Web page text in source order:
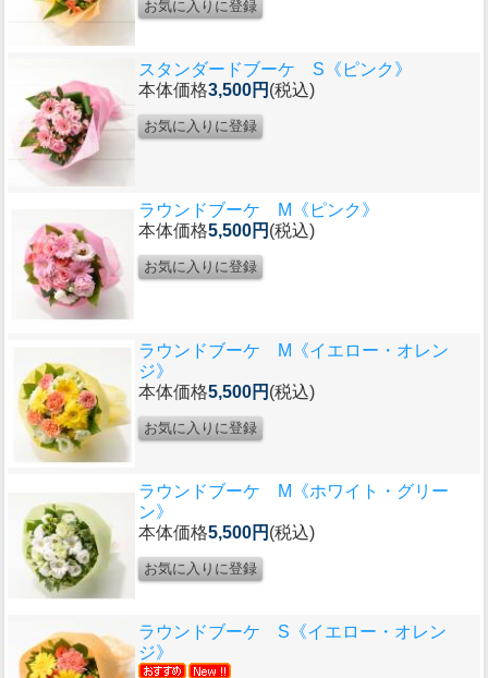
スタンダードブーケ S《ピンク》
本体価格3,500円 (税込)
ラウンドブーケ M《ピンク》
本体価格5,500円 (税込)
ラウンドブーケ M《イエロー・オレン
ジ》
本体価格5,500円 (税込)
ラウンドブーケ M《ホワイト・グリー
ン》
本体価格5,500円 (税込)
ラウンドブーケ S《イエロー・オレン
ジ》